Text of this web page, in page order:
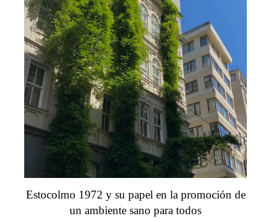
Estocolmo 1972 y su papel en la promoción de
un ambiente sano para todos